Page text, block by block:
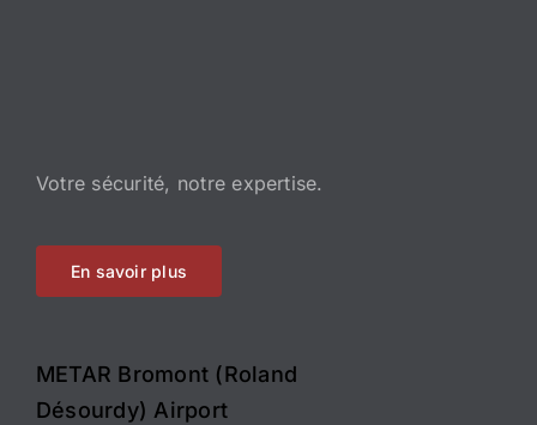
Votre sécurité, notre expertise.
En savoir plus
METAR Bromont (Roland
Désourdy) Airport